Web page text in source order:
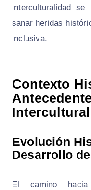
interculturalidad
sanar heridas
inclusiva.
Contexto
Evolución
Desarrollo
El camino